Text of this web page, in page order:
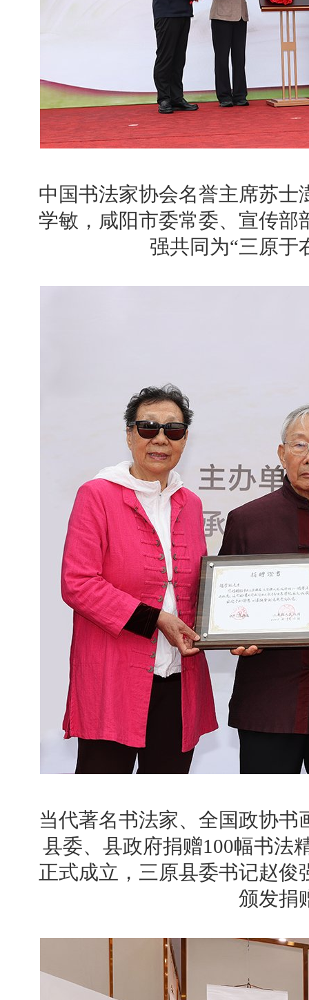
中国书法家协会名誉主席苏
学敏，咸阳市委常委、宣传
强共同为“三原于
当代著名书法家、全国政协
县委、县政府捐赠100幅书法
正式成立，三原县委书记赵
颁发捐